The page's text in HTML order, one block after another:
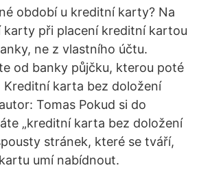
období u kreditní karty? Na
karty při placení kreditní kartou
ne z vlastního účtu.
od banky půjčku, kterou poté
karta bez doložení
Tomas Pokud si do
„kreditní karta bez doložení
stránek, které se tváří,
umí nabídnout.